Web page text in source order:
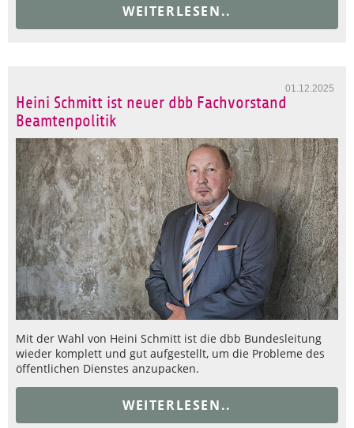
WEITERLESEN..
01.12.2025
Heini Schmitt ist neuer dbb Fachvorstand
Beamtenpolitik
Mit der Wahl von Heini Schmitt ist die dbb Bundesleitung
wieder komplett und gut aufgestellt, um die Probleme des
öffentlichen Dienstes anzupacken.
WEITERLESEN..